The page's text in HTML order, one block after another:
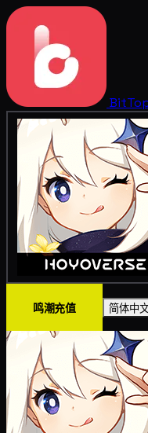
鸣潮充值 简体中